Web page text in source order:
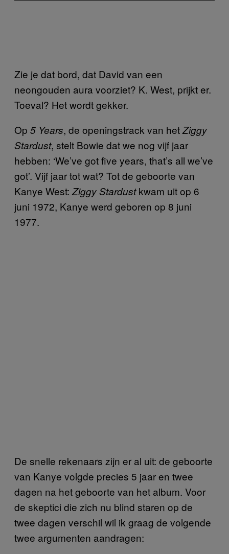
Zie je dat bord, dat David van een
neongouden aura voorziet? K. West, prijkt er.
Toeval? Het wordt gekker.
Op 5 Years, de openingstrack van hetZiggy
Stardust, stelt Bowie dat we nog vijf jaar
hebben: ‘We’ve got five years, that’s all we’ve
got’. Vijf jaar tot wat? Tot de geboorte van
Kanye West: Ziggy Stardustkwam uit op 6
juni 1972, Kanye werd geboren op 8 juni
1977.
De snelle rekenaars zijn er al uit: de geboorte
van Kanye volgde precies 5 jaar en twee
dagen na het geboorte van het album. Voor
de skeptici die zich nu blind staren op de
twee dagen verschil wil ik graag de volgende
twee argumenten aandragen: